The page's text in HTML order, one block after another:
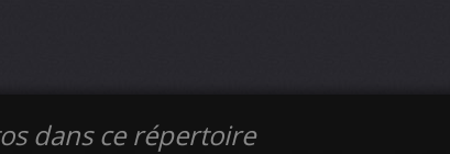
dans ce répertoire